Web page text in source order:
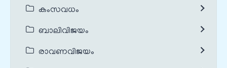
കംസവധം
ബാലിവിജയം
രാവണവിജയം